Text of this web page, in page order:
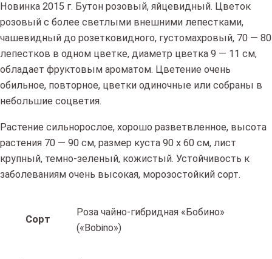
Новинка 2015 г. Бутон розовый, яйцевидный. Цветок
розовый с более светлыми внешними лепестками,
чашевидный до розетковидного, густомахровый, 70 — 80
лепестков в одном цветке, диаметр цветка 9 — 11 см,
обладает фруктовым ароматом. Цветение очень
обильное, повторное, цветки одиночные или собраны в
небольшие соцветия.
Растение сильнорослое, хорошо разветвленное, высота
растения 70 — 90 см, размер куста 90 х 60 см, лист
крупный, темно-зеленый, кожистый. Устойчивость к
заболеваниям очень высокая, морозостойкий сорт.
Сорт
Роза чайно-гибридная «Бобино»
(«Bobino»)